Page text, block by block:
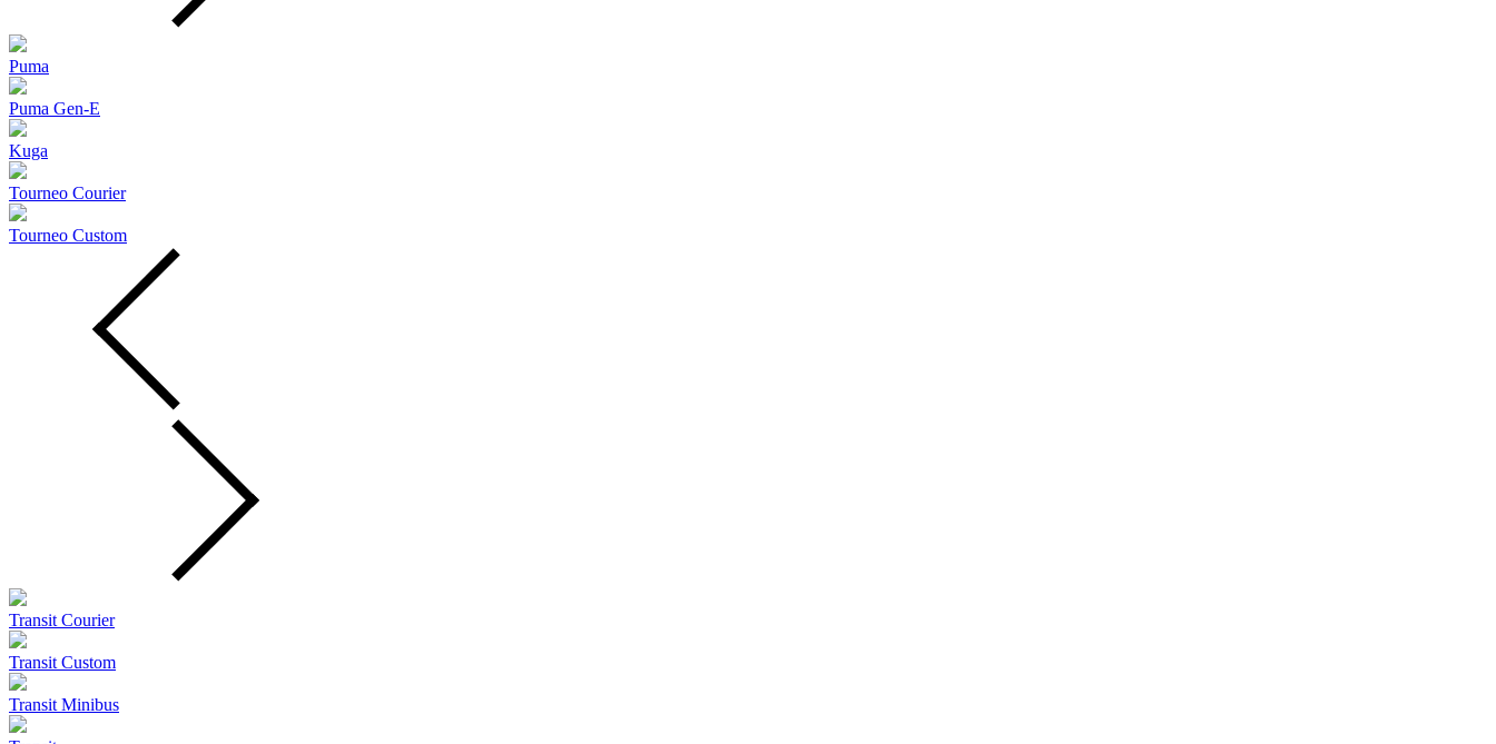
Puma
Puma Gen‑E
Kuga
Tourneo Courier
Tourneo Custom
Transit Courier
Transit Custom
Transit Minibus